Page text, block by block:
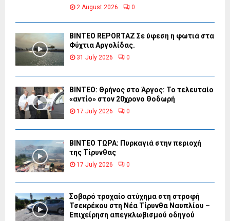
2 August 2026 0
BINTEO REPORTAZ Σε ύφεση η φωτιά στα
Φύχτια Αργολίδας.
31 July 2026 0
ΒΙΝΤΕΟ: Θρήνος στο Άργος: Το τελευταίο
«αντίο» στον 20χρονο Θοδωρή
17 July 2026 0
ΒΙΝΤΕΟ ΤΩΡΑ: Πυρκαγιά στην περιοχή
της Τίρυνθας
17 July 2026 0
Σοβαρό τροχαίο ατύχημα στη στροφή
Τσεκρέκου στη Νέα Τίρυνθα Ναυπλίου –
Επιχείρηση απεγκλωβισμού οδηγού